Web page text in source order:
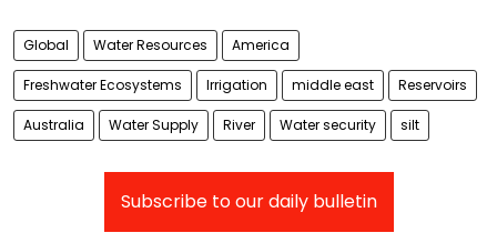
Global Water Resources America
Freshwater Ecosystems Irrigation middle east Reservoirs
Australia Water Supply River Water security silt
Subscribe to our daily bulletin